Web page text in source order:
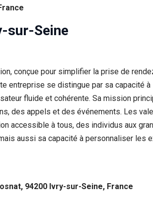
sur-Seine
conçue pour simplifier la prise de
entreprise se distingue par sa capacité
fluide et cohérente. Sa mission
des appels et des événements. Les
accessible à tous, des individus aux
aussi sa capacité à personnaliser les
94200 Ivry-sur-Seine, France